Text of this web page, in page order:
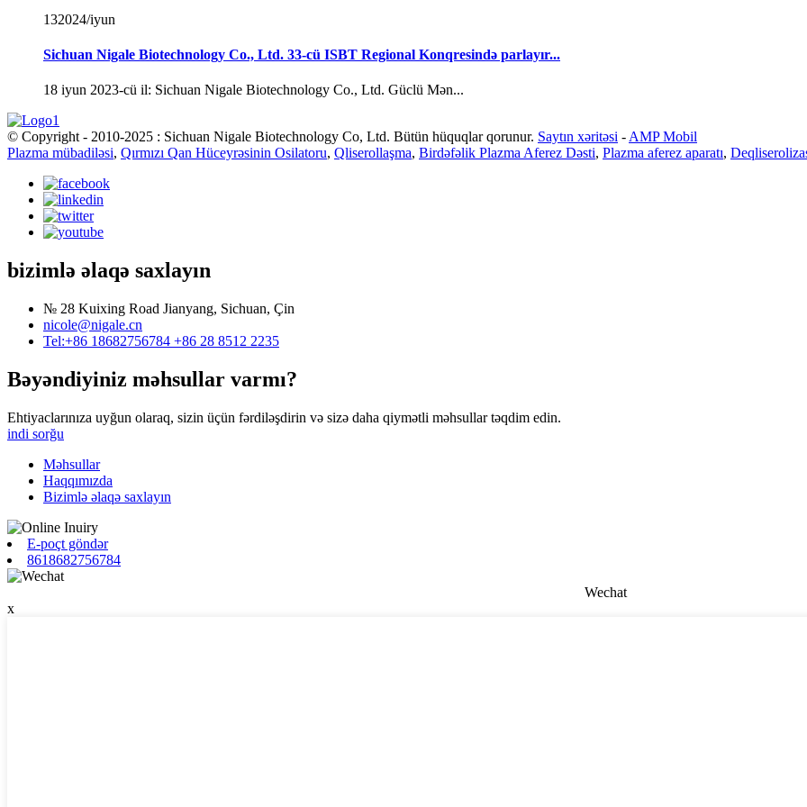
132024/iyun
Sichuan Nigale Biotechnology Co., Ltd. 33-cü ISBT Regional Konqresində parlayır...
18 iyun 2023-cü il: Sichuan Nigale Biotechnology Co., Ltd. Güclü Mən...
© Copyright - 2010-2025 : Sichuan Nigale Biotechnology Co, Ltd. Bütün hüquqlar qorunur. Saytın xəritəsi - AMP Mobil
Plazma mübadiləsi, Qırmızı Qan Hüceyrəsinin Osilatoru, Qliserollaşma, Birdəfəlik Plazma Aferez Dəsti, Plazma aferez aparatı,
bizimlə əlaqə saxlayın
№ 28 Kuixing Road Jianyang, Sichuan, Çin
nicole@nigale.cn
Tel:+86 18682756784 +86 28 8512 2235
Bəyəndiyiniz məhsullar varmı?
Ehtiyaclarınıza uyğun olaraq, sizin üçün fərdiləşdirin və sizə daha qiymətli məhsullar təqdim edin.
indi sorğu
Məhsullar
Haqqımızda
Bizimlə əlaqə saxlayın
E-poçt göndər
8618682756784
Wechat
x